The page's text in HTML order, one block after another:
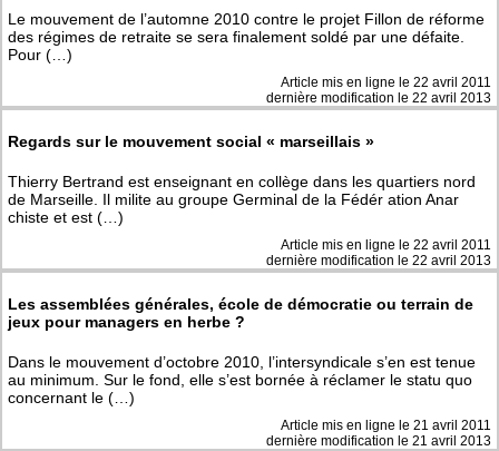
Le mouvement de l’automne 2010 contre le projet Fillon de réforme
des régimes de retraite se sera finalement soldé par une défaite.
Pour (…)
Article mis en ligne le 22 avril 2011
dernière modification le 22 avril 2013
Regards sur le mouvement social « marseillais »
Thierry Bertrand est enseignant en collège dans les quartiers nord
de Marseille. Il milite au groupe Germinal de la Fédér ation Anar
chiste et est (…)
Article mis en ligne le 22 avril 2011
dernière modification le 22 avril 2013
Les assemblées générales, école de démocratie ou terrain de
jeux pour managers en herbe ?
Dans le mouvement d’octobre 2010, l’intersyndicale s’en est tenue
au minimum. Sur le fond, elle s’est bornée à réclamer le statu quo
concernant le (…)
Article mis en ligne le 21 avril 2011
dernière modification le 21 avril 2013